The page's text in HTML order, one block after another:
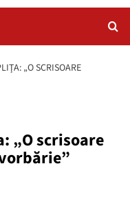
„O SCRISOARE
„O scrisoare